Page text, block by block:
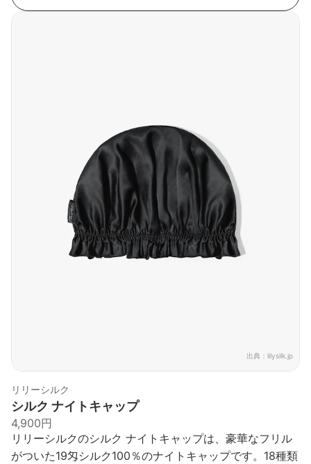
出典： lilysilk.jp
リリーシルク
シルク ナイトキャップ
4,900円
リリーシルクのシルク ナイトキャップは、豪華なフリル
がついた19匁シルク100％のナイトキャップです。18種類